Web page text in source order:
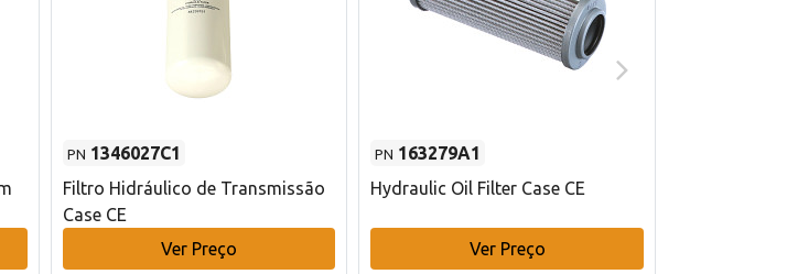
PN 1346027C1
Filtro Hidráulico de Transmissão
Case CE
Ver Preço
PN 163279A1
Hydraulic Oil Filter Case CE
Ver Preço